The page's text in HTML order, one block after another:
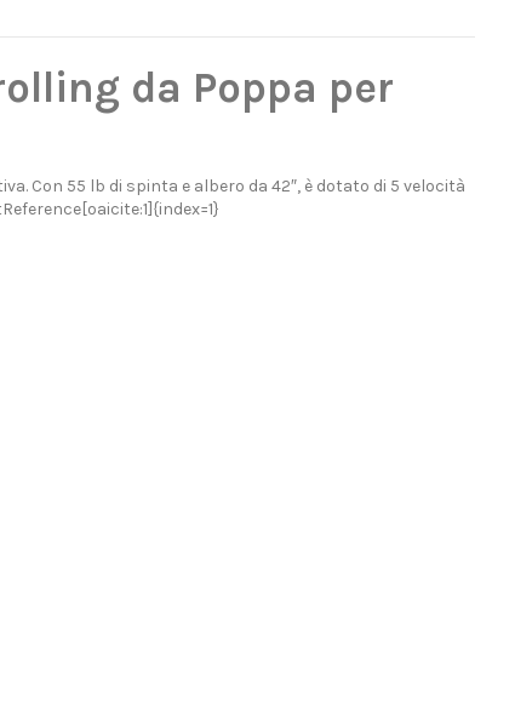
da Poppa per
Con 55 lb di spinta e albero da 42″, è dotato di 5 velocità